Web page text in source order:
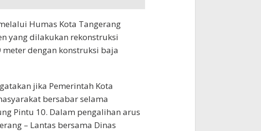
Humas Kota Tangerang
yang dilakukan rekonstruksi
dengan konstruksi baja
jika Pemerintah Kota
bersabar selama
Pintu 10. Dalam pengalihan arus
– Lantas bersama Dinas